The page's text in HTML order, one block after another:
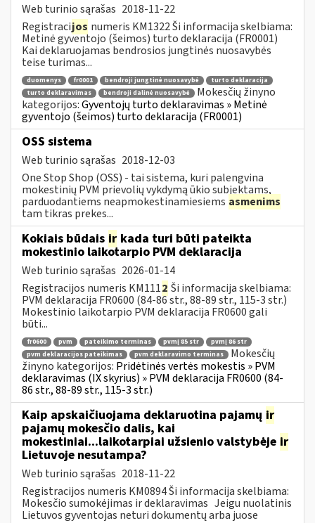
Web turinio sąrašas 2018-11-22
Registracijos numeris KM1322 Ši informacija skelbiama:
Metinė gyventojo (šeimos) turto deklaracija (FR0001)
Kai deklaruojamas bendrosios jungtinės nuosavybės
teise turimas...
duomenys fr0001 bendroji jungtinė nuosavybė
turto deklaracija
turto deklaravimas
bendroji dalinė nuosavybė
Mokesčių žinyno
kategorijos:Gyventojų turto deklaravimas » Metinė
gyventojo (šeimos) turto deklaracija (FR0001)
OSS sistema
Web turinio sąrašas 2018-12-03
One Stop Shop (OSS) - tai sistema, kuri palengvina
mokestinių PVM prievolių vykdymą ūkio subjektams,
parduodantiems neapmokestinamiesiems asmenims
tam tikras prekes...
Kokiais būdais ir kada turi būti pateikta
mokestinio laikotarpio PVM deklaracija
Web turinio sąrašas 2026-01-14
Registracijos numeris KM1112 Ši informacija skelbiama:
PVM deklaracija FR0600 (84-86 str., 88-89 str., 115-3 str.)
Mokestinio laikotarpio PVM deklaracija FR0600 gali
būti...
fr0600 pvm pateikimo terminas pvmį 85 str
pvmį 86 str
pvm deklaracijos pateikimas
pvm deklaravimo terminas
Mokesčių
žinyno kategorijos: Pridėtinės vertės mokestis » PVM
deklaravimas (IX skyrius) » PVM deklaracija FR0600 (84-
86 str., 88-89 str., 115-3 str.)
Kaip apskaičiuojama deklaruotina pajamų ir
pajamų mokesčio dalis, kai
mokestiniai...laikotarpiai užsienio valstybėje ir
Lietuvoje nesutampa?
Web turinio sąrašas 2018-11-22
Registracijos numeris KM0894 Ši informacija skelbiama:
Mokesčio sumokėjimas ir deklaravimas Jeigu nuolatinis
Lietuvos gyventojas neturi dokumentų arba juose